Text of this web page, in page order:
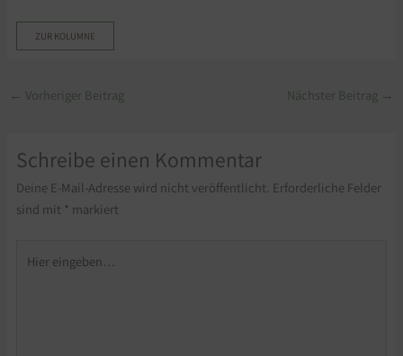
ZUR KOLUMNE
← Vorheriger Beitrag Nächster Beitrag →
Schreibe einen Kommentar
Deine E-Mail-Adresse wird nicht veröffentlicht. Erforderliche Felder
sind mit * markiert
eingeben…